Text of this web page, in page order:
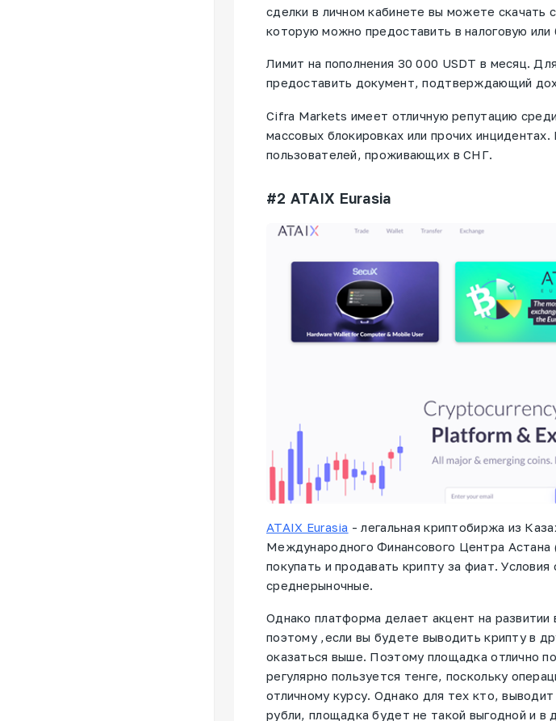
сделки в личном кабинете вы можете скачать
которую можно предоставить в налоговую или
Лимит на пополнения 30 000 USDT в месяц.
предоставить документ, подтверждающий
Cifra Markets имеет отличную репутацию
массовых блокировках или прочих
пользователей, проживающих в СНГ.
#2 ATAIX Eurasia
ATAIX Eurasia - легальная криптобиржа из
Международного Финансового Центра
покупать и продавать крипту за фиат.
среднерыночные.
Однако платформа делает акцент на развитии
поэтому ,если вы будете выводить крипту в
оказаться выше. Поэтому площадка отлично
регулярно пользуется тенге, поскольку
отличному курсу. Однако для тех кто,
рубли, площадка будет не такой выгодной и в